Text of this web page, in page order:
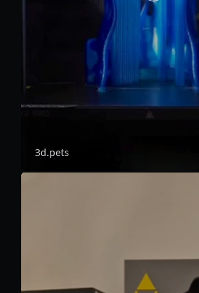
3d.pets